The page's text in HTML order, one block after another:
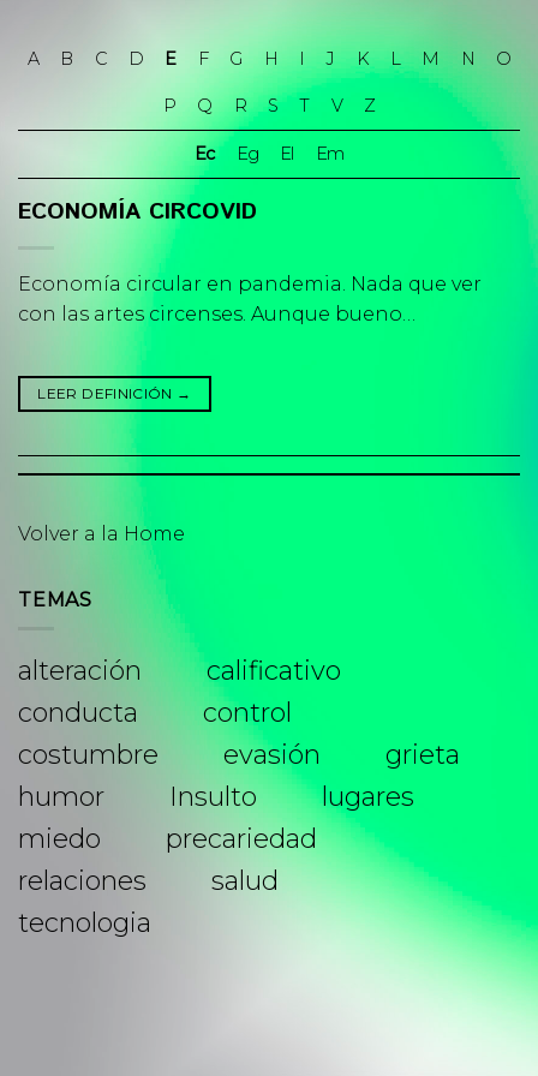
A B C D E F G H I J K L M N O
P Q R S T V Z
Ec Eg El Em
ECONOMÍA CIRCOVID
Economía circular en pandemia. Nada que ver
con las artes circenses. Aunque bueno…
LEER DEFINICIÓN →
Volver a la Home
TEMAS
alteración
calificativo
conducta
control
costumbre
evasión
grieta
humor
Insulto
lugares
miedo
precariedad
relaciones
salud
tecnologia